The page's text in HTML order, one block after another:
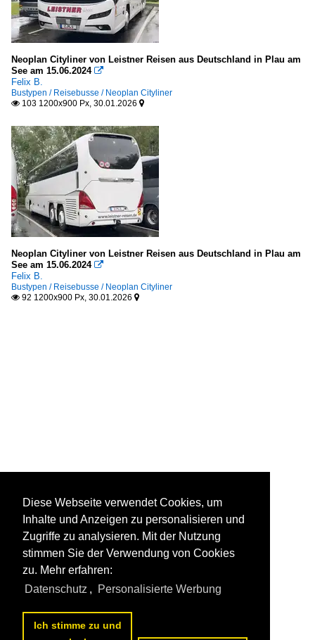
Neoplan Cityliner von Leistner Reisen aus Deutschland in Plau am
See am 15.06.2024 
Felix B.
Bustypen / Reisebusse / Neoplan Cityliner
 103 1200x900 Px, 30.01.2026 
Neoplan Cityliner von Leistner Reisen aus Deutschland in Plau am
See am 15.06.2024 
Felix B.
Bustypen / Reisebusse / Neoplan Cityliner
 92 1200x900 Px, 30.01.2026 
Diese Webseite verwendet Cookies, um
Inhalte und Anzeigen zu personalisieren und
Zugriffe zu analysieren. Mit der Nutzung
stimmen Sie der Verwendung von Cookies
zu. Mehr erfahren:
Datenschutz , Personalisierte Werbung
Ich stimme zu und